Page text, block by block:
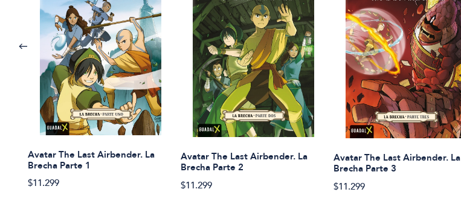
Avatar The Last Airbender. La
Brecha Parte 1
$11.299
Avatar The Last Airbender. La
Brecha Parte 2
$11.299
Avatar The Last Airbender. La
Brecha Parte 3
$11.299